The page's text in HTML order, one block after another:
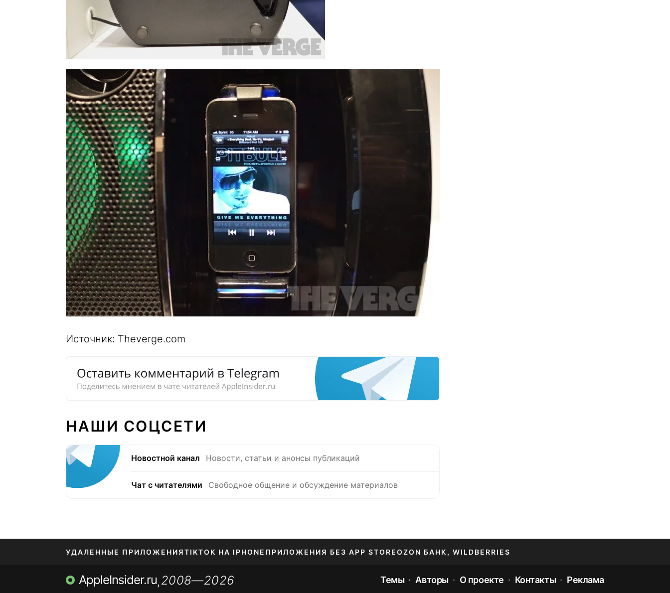
Источник: Theverge.com
НАШИ СОЦСЕТИ
Новостной канал Новости, статьи и анонсы публикаций
Чат с читателями Свободное общение и обсуждение материалов
УДАЛЕННЫЕ ПРИЛОЖЕНИЯTIKTOK НА IPHONE ПРИЛОЖЕНИЯ БЕЗ APP STOREOZON БАНК, WILDBERRIES
МЕССЕНДЖЕРЫ KAKAOTALK, B…ПОПОЛНЕНИЕ APPLE ID
AppleInsider.ru, 2008—2026 Темы Авторы О проекте Контакты Реклама